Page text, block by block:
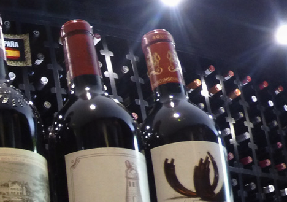
PRIVADO
PARKING
EN VIVO
DE REGALO
DE CATA